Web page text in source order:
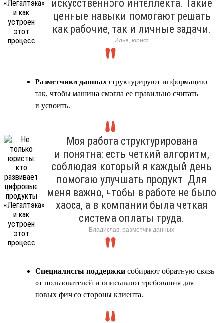
искусственного интеллекта. Такие
ценные навыки помогают решать
как рабочие, так и личные задачи.
Илья, юрист
Разметчики данных структурируют информацию
так, чтобы машина смогла ее правильно считать
и усвоить.
Моя работа структурирована
и понятна: есть четкий алгоритм,
соблюдая который я каждый день
помогаю улучшать продукт. Для
меня важно, чтобы в работе не было
хаоса, а в компании была четкая
система оплаты труда.
Владислав, разметчик данных
Специалисты поддержки собирают обратную связь
от пользователей и описывают требования для
новых фич со стороны клиента.